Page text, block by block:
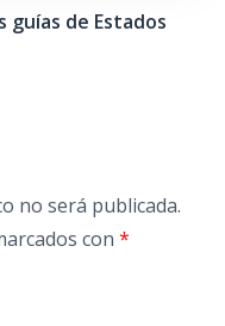
guías de Estados
no será publicada.
con *